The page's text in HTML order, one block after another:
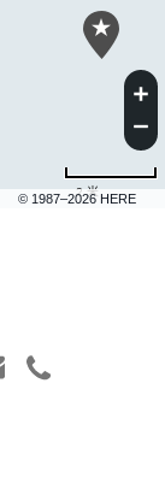
© 1987–2026 HERE
2 米